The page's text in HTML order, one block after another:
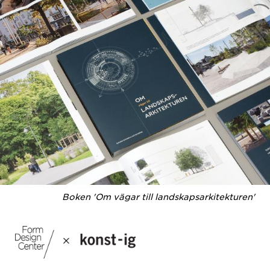
Boken 'Om vägar till landskapsarkitekturen'